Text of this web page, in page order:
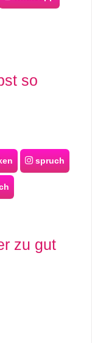
so
spruch
zu gut